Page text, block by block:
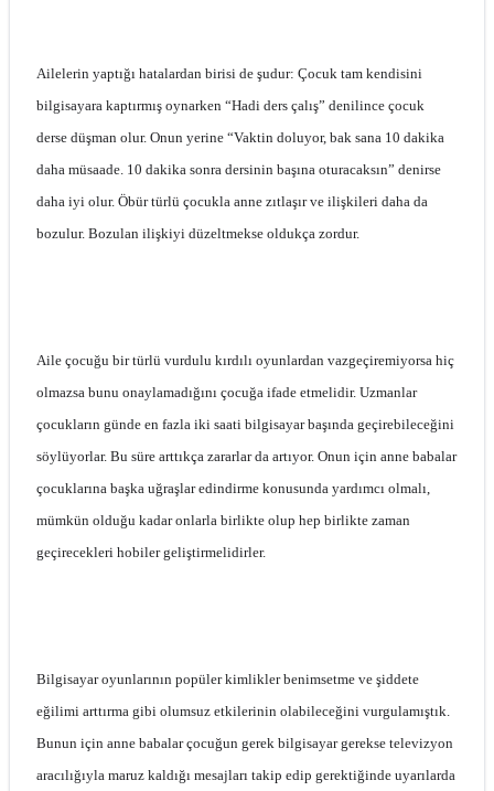
Ailelerin yaptığı hatalardan birisi de şudur: Çocuk tam kendisini
bilgisayara kaptırmış oynarken “Hadi ders çalış” denilince çocuk
derse düşman olur. Onun yerine “Vaktin doluyor, bak sana 10 dakika
daha müsaade. 10 dakika sonra dersinin başına oturacaksın” denirse
daha iyi olur. Öbür türlü çocukla anne zıtlaşır ve ilişkileri daha da
bozulur. Bozulan ilişkiyi düzeltmekse oldukça zordur.
Aile çocuğu bir türlü vurdulu kırdılı oyunlardan vazgeçiremiyorsa hiç
olmazsa bunu onaylamadığını çocuğa ifade etmelidir. Uzmanlar
çocukların günde en fazla iki saati bilgisayar başında geçirebileceğini
söylüyorlar. Bu süre arttıkça zararlar da artıyor. Onun için anne babalar
çocuklarına başka uğraşlar edindirme konusunda yardımcı olmalı,
mümkün olduğu kadar onlarla birlikte olup hep birlikte zaman
geçirecekleri hobiler geliştirmelidirler.
Bilgisayar oyunlarının popüler kimlikler benimsetme ve şiddete
eğilimi arttırma gibi olumsuz etkilerinin olabileceğini vurgulamıştık.
Bunun için anne babalar çocuğun gerek bilgisayar gerekse televizyon
aracılığıyla maruz kaldığı mesajları takip edip gerektiğinde uyarılarda